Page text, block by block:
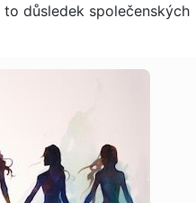
důsledek společenských